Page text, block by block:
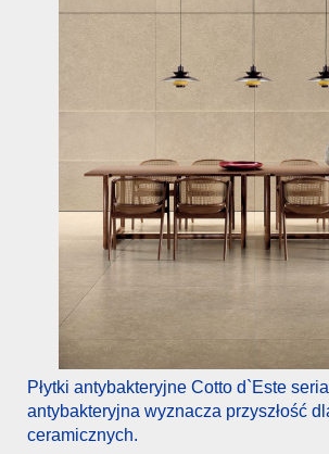
Płytki antybakteryjne Cotto d`Este
antybakteryjna wyznacza przyszłość
ceramicznych.